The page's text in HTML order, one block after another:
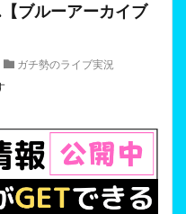
ブルーアーカイブ
ガチ勢のライブ実況